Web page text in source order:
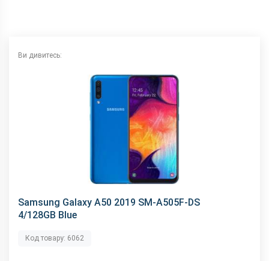
змінити без повідомлення.
Ви дивитесь:
Samsung Galaxy A50 2019 SM-A505F-DS
4/128GB Blue
Код товару: 6062